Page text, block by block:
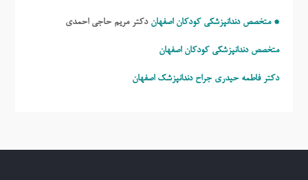
* متخصص دندانپزشکی کودکان اصفهان دکتر مریم حاجی احمدی
متخصص دندانپزشکی کودکان اصفهان
دکتر فاطمه حیدری جراح دندانپزشک اصفهان